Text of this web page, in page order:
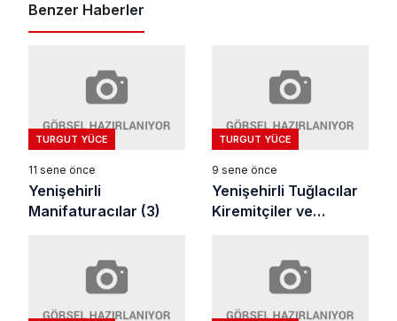
Benzer Haberler
TURGUT YÜCE
11 sene önce
Yenişehirli
Manifaturacılar (3)
TURGUT YÜCE
9 sene önce
Yenişehirli Tuğlacılar
Kiremitçiler ve